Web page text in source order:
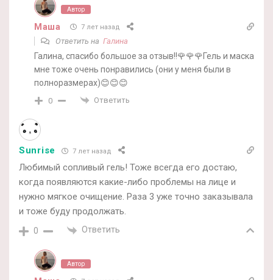
Автор
Маша 7 лет назад
Ответить на Галина
Галина, спасибо большое за отзыв!!🌹🌹🌹Гель и маска
мне тоже очень понравились (они у меня были в
полноразмерах)😊😊😊
0 Ответить
Sunrise 7 лет назад
Любимый сопливый гель! Тоже всегда его достаю,
когда появляются какие-либо проблемы на лице и
нужно мягкое очищение. Раза 3 уже точно заказывала
и тоже буду продолжать.
0 Ответить
Автор